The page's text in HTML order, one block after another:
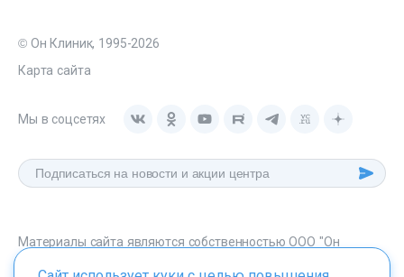
© Он Клиник, 1995-2026
Карта сайта
Мы в соцсетях
Материалы сайта являются собственностью ООО "Он